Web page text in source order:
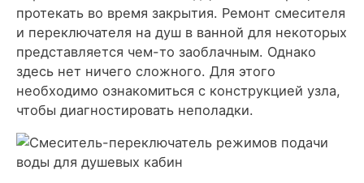
протекать во время закрытия. Ремонт смесителя
и переключателя на душ в ванной для некоторых
представляется чем-то заоблачным. Однако
здесь нет ничего сложного. Для этого
необходимо ознакомиться с конструкцией узла,
чтобы диагностировать неполадки.